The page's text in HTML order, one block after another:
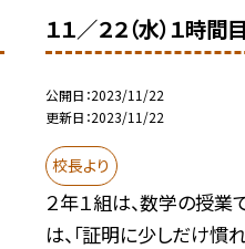
１１／２２（水）１時間目
公開日 2023/11/22
更新日 2023/11/22
校長より
２年１組は、数学の授業
は、「証明に少しだけ慣